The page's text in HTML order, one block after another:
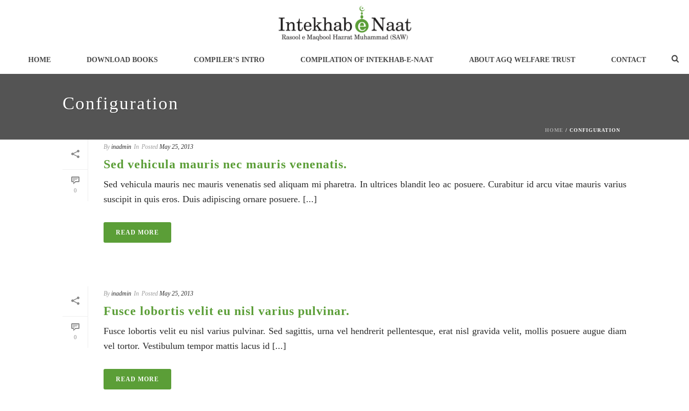
HOME DOWNLOAD BOOKS COMPILER’S INTRO COMPILATION OF INTEKHAB-E-NAAT ABOUT AGQ WELFARE TRUST CONTACT
Configuration
HOME / CONFIGURATION
0
By inadmin In Posted May 25, 2013
Sed vehicula mauris nec mauris venenatis.
Sed vehicula mauris nec mauris venenatis sed aliquam mi pharetra. In ultrices blandit leo ac posuere. Curabitur id arcu vitae mauris varius
suscipit in quis eros. Duis adipiscing ornare posuere. [...]
READ MORE
0
By inadmin In Posted May 25, 2013
Fusce lobortis velit eu nisl varius pulvinar.
Fusce lobortis velit eu nisl varius pulvinar. Sed sagittis, urna vel hendrerit pellentesque, erat nisl gravida velit, mollis posuere augue diam
vel tortor. Vestibulum tempor mattis lacus id [...]
READ MORE